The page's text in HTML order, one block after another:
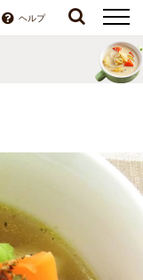
ヘルプ